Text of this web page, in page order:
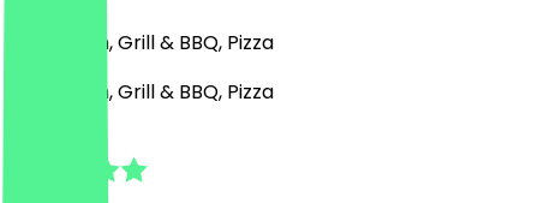
Nahöstlich, Grill & BBQ, Pizza
Nahöstlich, Grill & BBQ, Pizza